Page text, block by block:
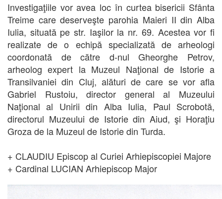
Investigaţiile vor avea loc în curtea bisericii Sfânta
Treime care deserveşte parohia Maieri II din Alba
Iulia, situată pe str. Iaşilor la nr. 69. Acestea vor fi
realizate de o echipă specializată de arheologi
coordonată de către d-nul Gheorghe Petrov,
arheolog expert la Muzeul Naţional de Istorie a
Transilvaniei din Cluj, alături de care se vor afla
Gabriel Rustoiu, director general al Muzeului
Naţional al Unirii din Alba Iulia, Paul Scrobotă,
directorul Muzeului de Istorie din Aiud, şi Horaţiu
Groza de la Muzeul de Istorie din Turda.
+ CLAUDIU Episcop al Curiei Arhiepiscopiei Majore
+ Cardinal LUCIAN Arhiepiscop Major